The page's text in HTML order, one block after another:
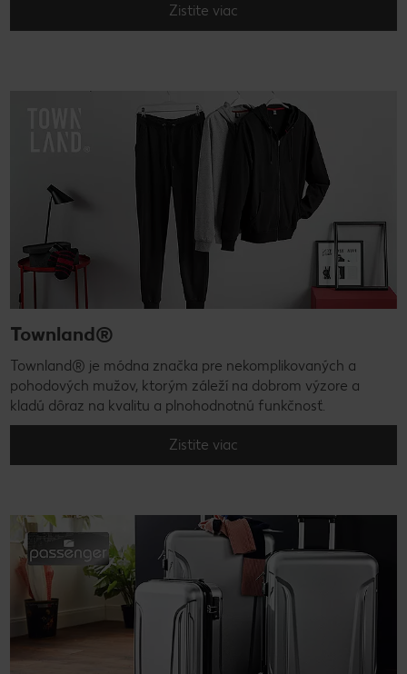
Zistite viac
Townland®
Townland® je módna značka pre nekomplikovaných a
pohodových mužov, ktorým záleží na dobrom výzore a
kladú dôraz na kvalitu a plnohodnotnú funkčnosť.
Zistite viac